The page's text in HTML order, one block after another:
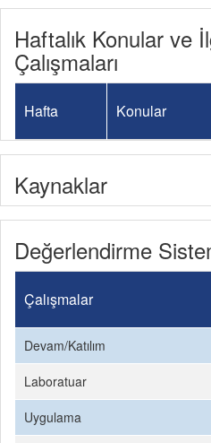
Haftalık Konular ve
Çalışmaları
Hafta Konular
Kaynaklar
Değerlendirme
Çalışmalar
Devam/Katılım
Laboratuar
Uygulama